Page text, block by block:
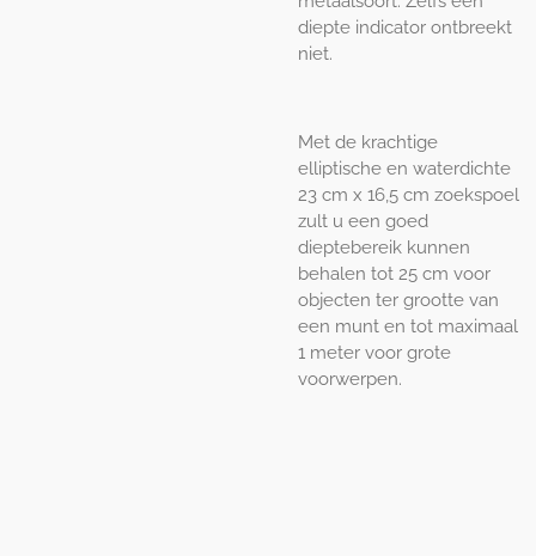
diepte indicator ontbreekt
niet.
Met de krachtige
elliptische en waterdichte
23 cm x 16,5 cm zoekspoel
zult u een goed
dieptebereik kunnen
behalen tot 25 cm voor
objecten ter grootte van
een munt en tot maximaal
1 meter voor grote
voorwerpen.